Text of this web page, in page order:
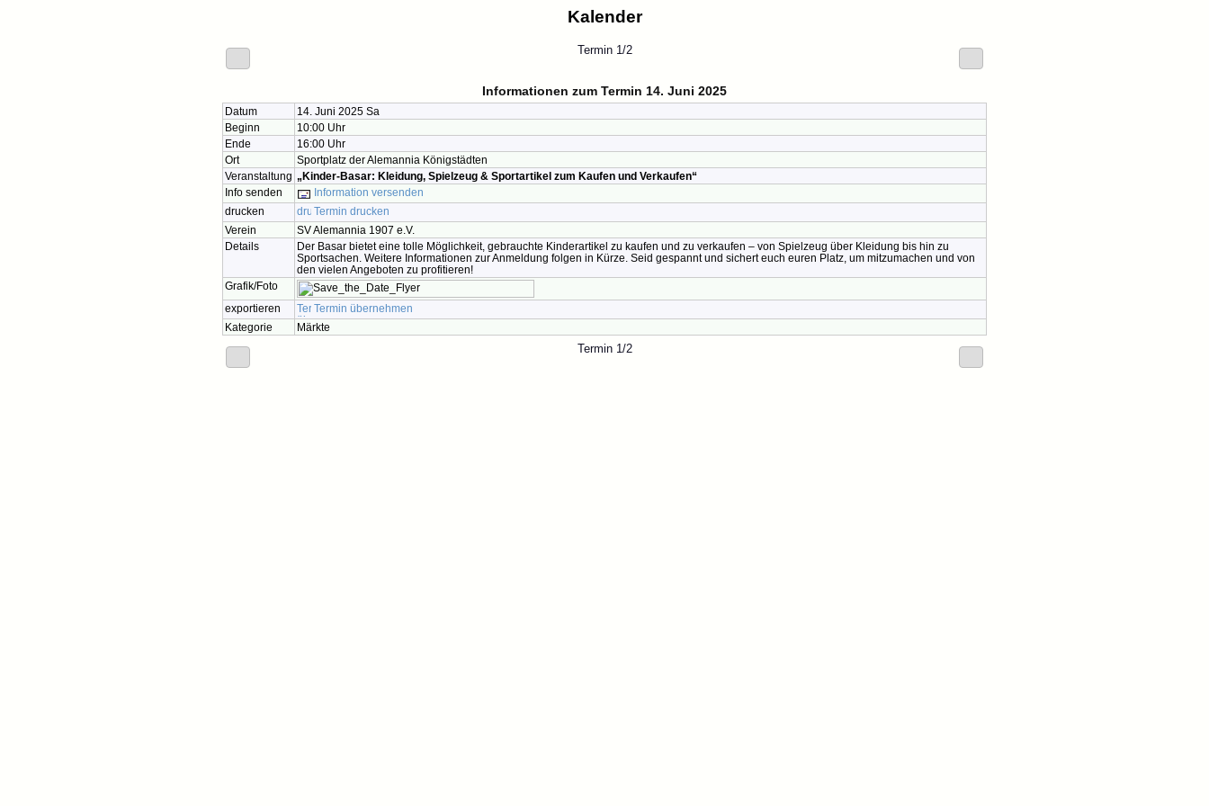
Kalender
Termin 1/2
Informationen zum Termin 14. Juni 2025
Datum
14. Juni 2025 Sa
Beginn
10:00 Uhr
Ende
16:00 Uhr
Ort
Sportplatz der Alemannia Königstädten
Veranstaltung „Kinder-Basar: Kleidung, Spielzeug & Sportartikel zum Kaufen und Verkaufen“
Info senden
Information versenden
drucken
Termin drucken
Verein
SV Alemannia 1907 e.V.
Details
Der Basar bietet eine tolle Möglichkeit, gebrauchte Kinderartikel zu kaufen und zu verkaufen – von Spielzeug über Kleidung bis hin zu
Sportsachen. Weitere Informationen zur Anmeldung folgen in Kürze. Seid gespannt und sichert euch euren Platz, um mitzumachen und von
den vielen Angeboten zu profitieren!
Grafik/Foto
exportieren
Termin übernehmen
Kategorie
Märkte
Termin 1/2